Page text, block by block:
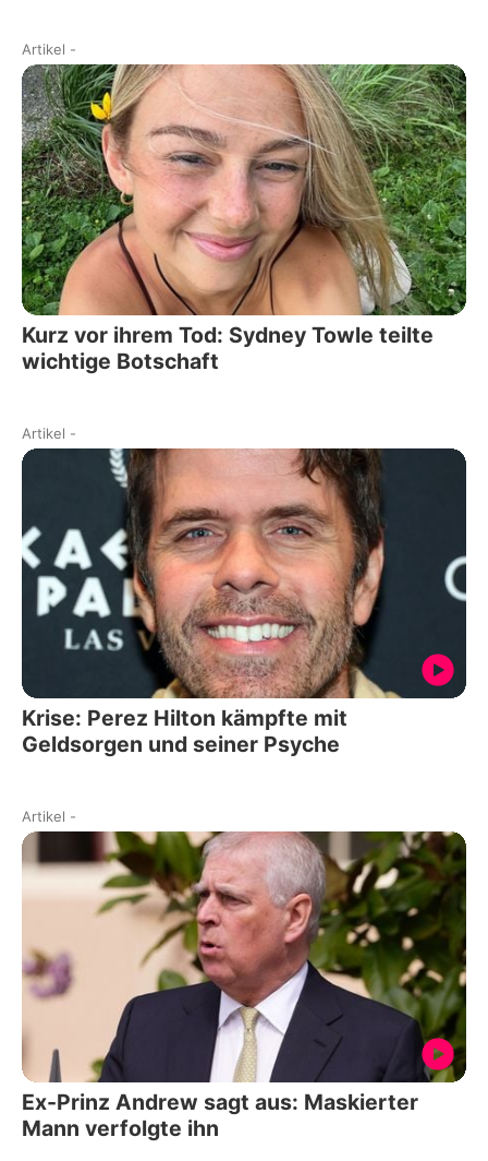
Artikel -
Kurz vor ihrem Tod: Sydney Towle teilte
wichtige Botschaft
Artikel -
Krise: Perez Hilton kämpfte mit
Geldsorgen und seiner Psyche
Artikel -
Ex-Prinz Andrew sagt aus: Maskierter
Mann verfolgte ihn